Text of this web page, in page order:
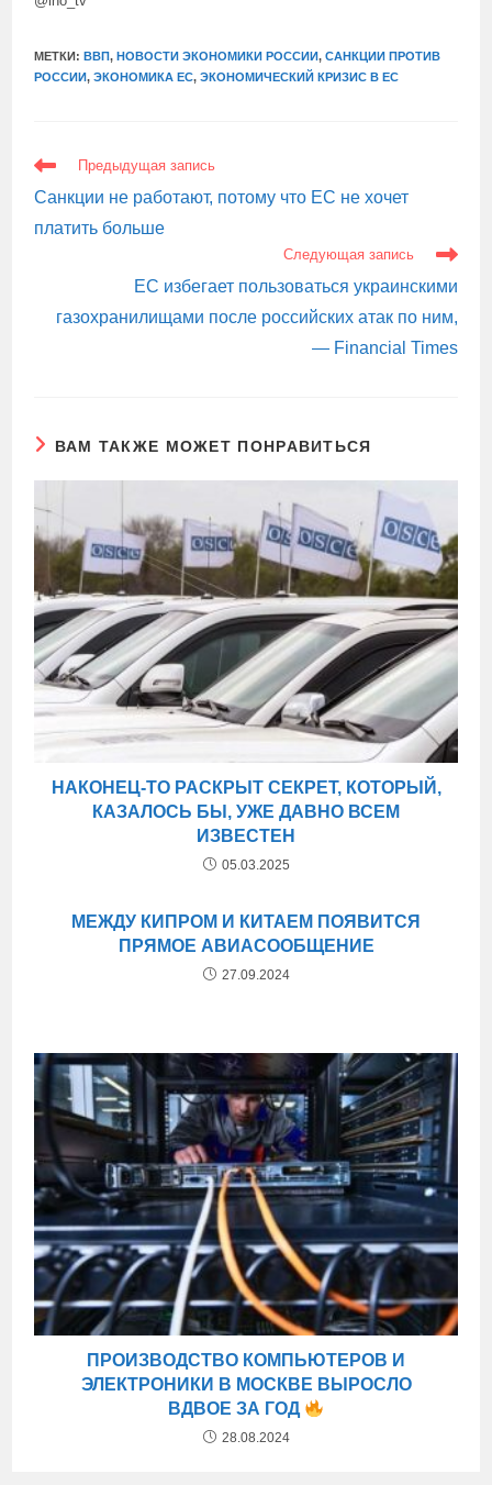
МЕТКИ:ВВП, НОВОСТИ ЭКОНОМИКИ РОССИИ, САНКЦИИ ПРОТИВ
РОССИИ, ЭКОНОМИКА ЕС, ЭКОНОМИЧЕСКИЙ КРИЗИС В ЕС
ЕЩЕ
СТАТЬИ
Предыдущая запись
Санкции не работают, потому что ЕС не хочет
платить больше
Следующая запись
ЕС избегает пользоваться украинскими
газохранилищами после российских атак по ним,
— Financial Times
ВАМ ТАКЖЕ МОЖЕТ ПОНРАВИТЬСЯ
НАКОНЕЦ-ТО РАСКРЫТ СЕКРЕТ, КОТОРЫЙ,
КАЗАЛОСЬ БЫ, УЖЕ ДАВНО ВСЕМ
ИЗВЕСТЕН
05.03.2025
МЕЖДУ КИПРОМ И КИТАЕМ ПОЯВИТСЯ
ПРЯМОЕ АВИАСООБЩЕНИЕ
27.09.2024
ПРОИЗВОДСТВО КОМПЬЮТЕРОВ И
ЭЛЕКТРОНИКИ В МОСКВЕ ВЫРОСЛО
ВДВОЕ ЗА ГОД
28.08.2024